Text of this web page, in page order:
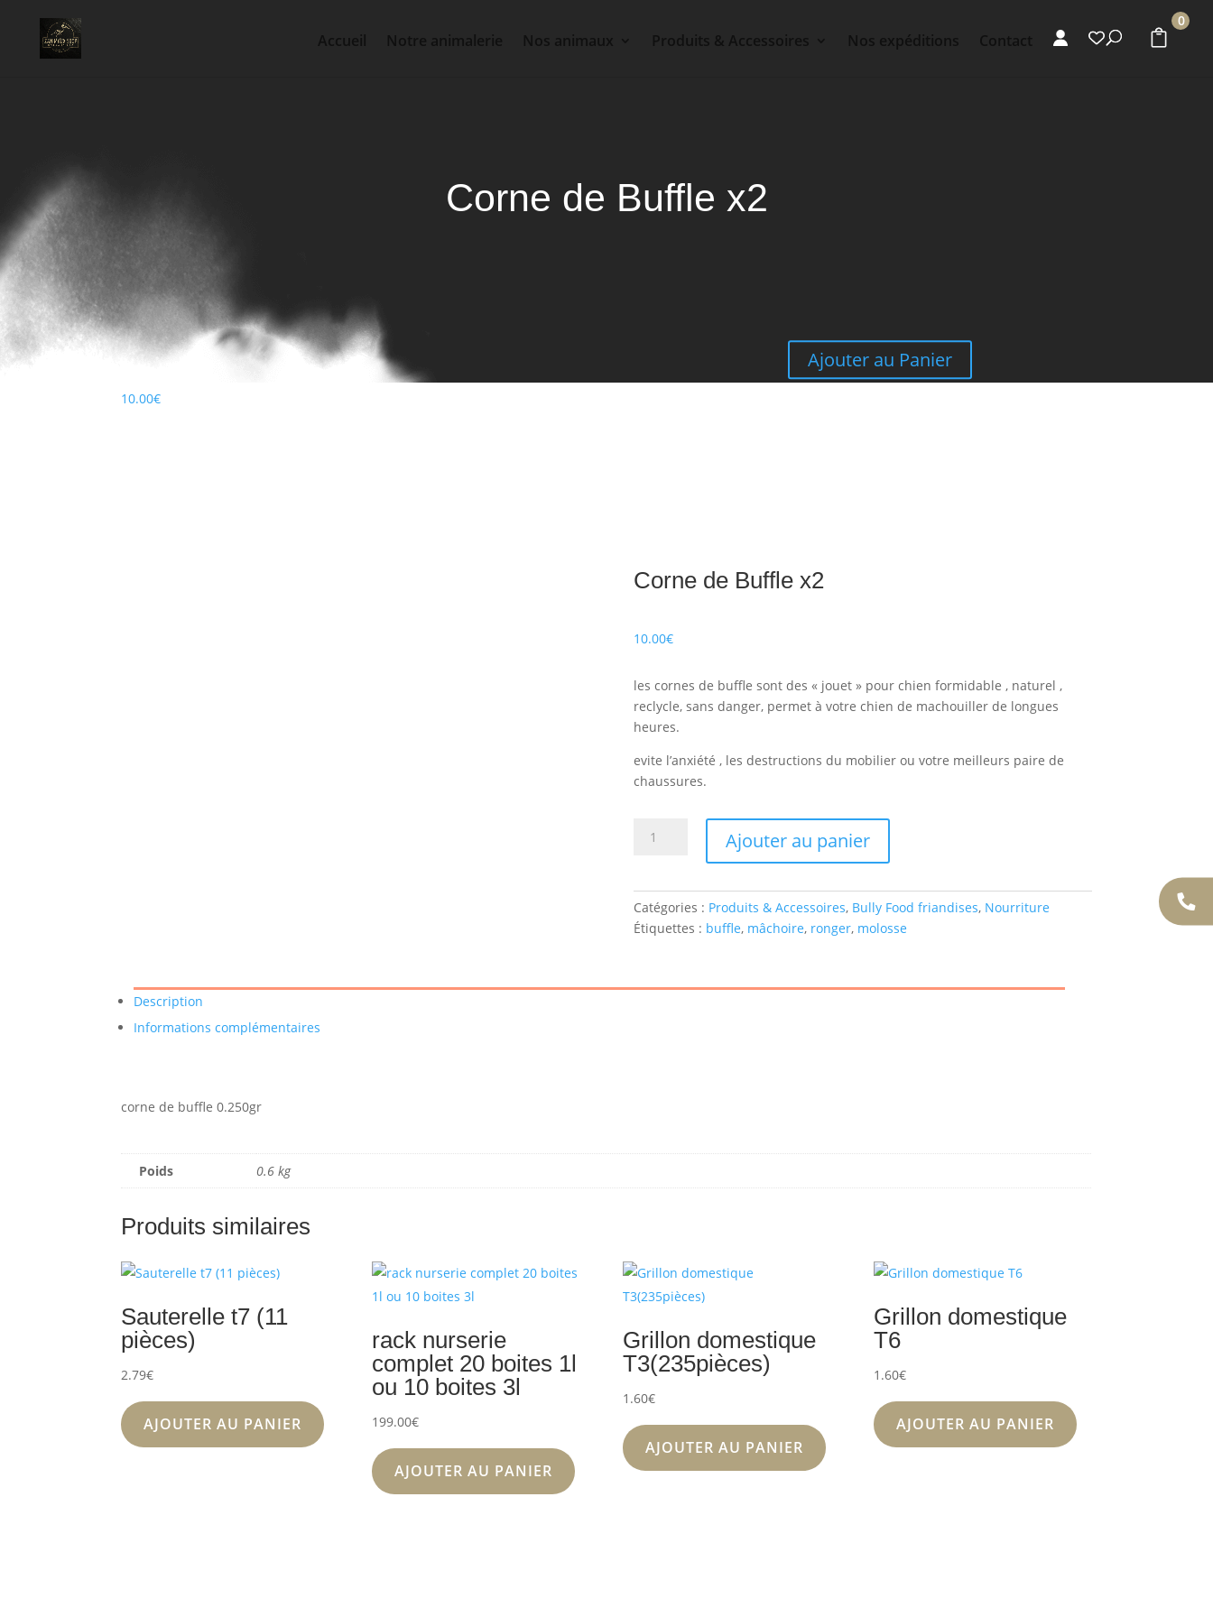
0
Corne de Buffle x2
Corne de Buffle x2
10.00€
Ajouter au Panier
Corne de Buffle x2
10.00€
les cornes de buffle sont des « jouet » pour chien formidable , naturel ,
reclycle, sans danger, permet à votre chien de machouiller de longues
heures.
evite l’anxiété , les destructions du mobilier ou votre meilleurs paire de
chaussures.
de
Buffle
x2
Ajouter au panier
Catégories : Produits & Accessoires, Bully Food friandises, Nourriture
Étiquettes : buffle, mâchoire, ronger, molosse
Description
Informations complémentaires
corne de buffle 0.250gr
Poids 0.6 kg
Produits similaires
Sauterelle t7 (11
pièces)
2.79€
AJOUTER AU PANIER
rack nurserie
complet 20 boites 1l
ou 10 boites 3l
199.00€
AJOUTER AU PANIER
Grillon domestique
T3(235pièces)
1.60€
AJOUTER AU PANIER
Grillon domestique
T6
1.60€
AJOUTER AU PANIER